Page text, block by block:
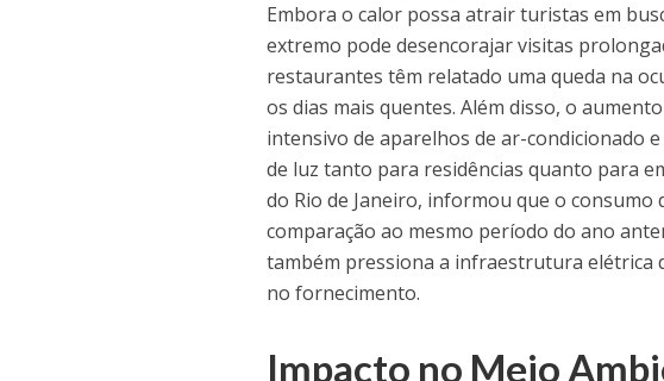
Embora o calor possa atrair turistas em
extremo pode desencorajar visitas
restaurantes têm relatado uma queda na
os dias mais quentes. Além disso, o
intensivo de aparelhos de ar-condicionado
de luz tanto para residências quanto para
do Rio de Janeiro, informou que o
comparação ao mesmo período do ano
também pressiona a infraestrutura elétrica
no fornecimento.
Impacto no Meio